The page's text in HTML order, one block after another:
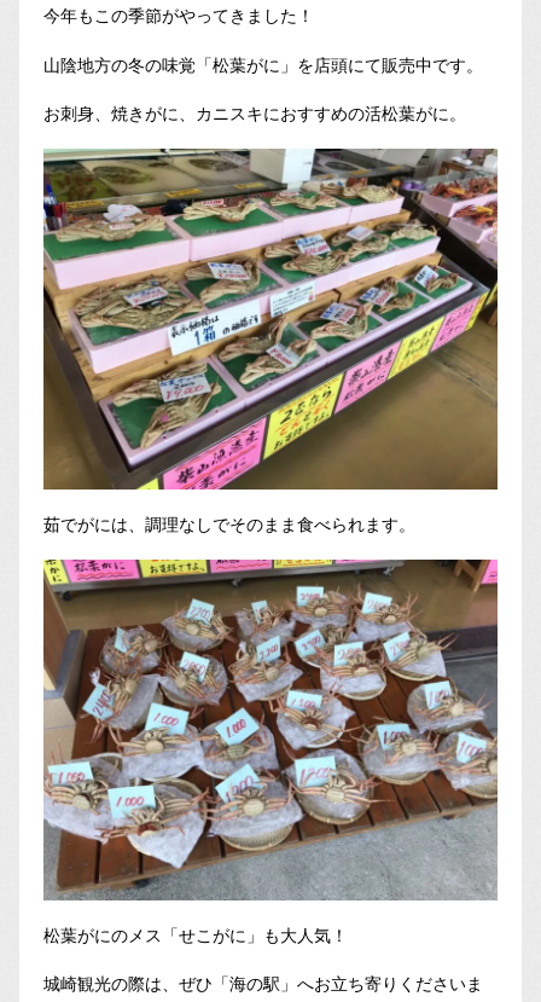
今年もこの季節がやってきました！
山陰地方の冬の味覚「松葉がに」を店頭にて販売中です。
お刺身、焼きがに、カニスキにおすすめの活松葉がに。
茹でがには、調理なしでそのまま食べられます。
松葉がにのメス「せこがに」も大人気！
城崎観光の際は、ぜひ「海の駅」へお立ち寄りくださいま